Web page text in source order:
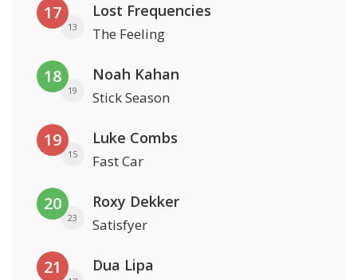
17
13
Lost Frequencies
The Feeling
18
19
Noah Kahan
Stick Season
19
15
Luke Combs
Fast Car
20
23
Roxy Dekker
Satisfyer
21 Dua Lipa